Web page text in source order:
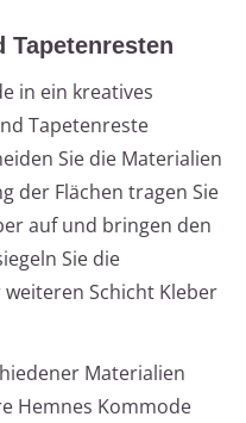
in ein kreatives
Tapetenreste
Sie die Materialien
der Flächen tragen Sie
auf und bringen den
Sie die
Schicht Kleber
Materialien
Hemnes Kommode